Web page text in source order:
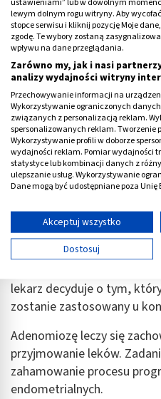
Leczenie adenomiozy
Istnieje kilka dróg
lekarz decyduje o tym,
zostanie zastosowany u
Adenomiozę leczy się
przyjmowanie leków.
zahamowanie procesu
endometrialnych.
lewym dolnym rogu witryny. Aby
stopce serwisu i kliknij pozycję Moje
zgodę. Te wybory zostaną
wpływu na dane przeglądania.
Zarówno my, jak i nasi
analizy wydajności witryny
Przechowywanie informacji na
Wykorzystywanie ograniczonych
związanych z personalizacją reklam.
spersonalizowanych reklam. Tworzenie
Wykorzystywanie profili w doborze
wydajności reklam. Pomiar wydajności
statystyce lub kombinacji danych z
ulepszanie usług. Wykorzystywanie
Dane mogą być udostępniane poza Unię
Wyświetl listę partnerów (11
Używamy Twoich danych w
Cele przetwarzania IAB:
dostęp do nich
wyboru reklam
Tworzenie profili w celu
reklam
Akceptuj wszystko
Dostosuj